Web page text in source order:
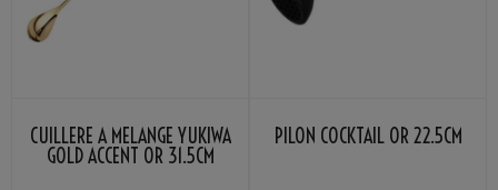
CUILLÈRE À MÉLANGE YUKIWA
GOLD ACCENT OR 31.5CM
PILON COCKTAIL OR 22.5CM